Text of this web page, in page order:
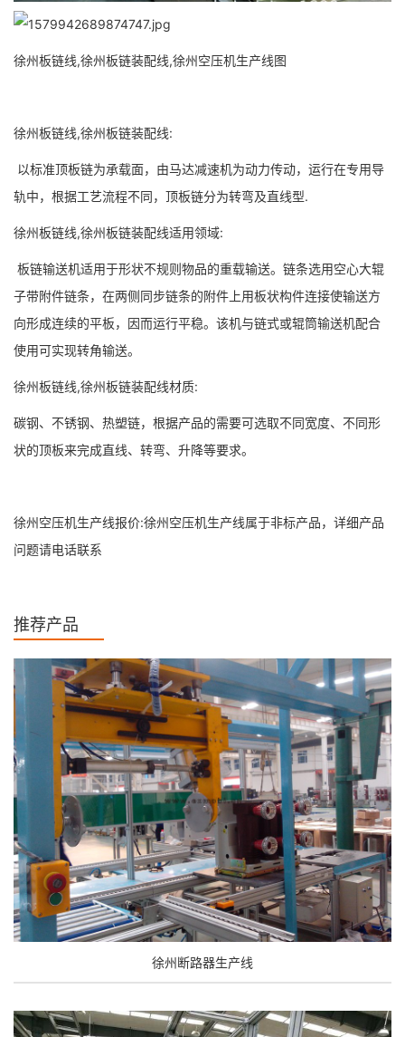
徐州板链线,徐州板链装配线,徐州空压机生产线图
徐州板链线,徐州板链装配线:
以标准顶板链为承载面，由马达减速机为动力传动，运行在专用导
轨中，根据工艺流程不同，顶板链分为转弯及直线型.
徐州板链线,徐州板链装配线适用领域:
板链输送机适用于形状不规则物品的重载输送。链条选用空心大辊
子带附件链条，在两侧同步链条的附件上用板状构件连接使输送方
向形成连续的平板，因而运行平稳。该机与链式或辊筒输送机配合
使用可实现转角输送。
徐州板链线,徐州板链装配线材质:
碳钢、不锈钢、热塑链，根据产品的需要可选取不同宽度、不同形
状的顶板来完成直线、转弯、升降等要求。
徐州空压机生产线报价:徐州空压机生产线属于非标产品，详细产品
问题请电话联系
推荐产品
徐州断路器生产线